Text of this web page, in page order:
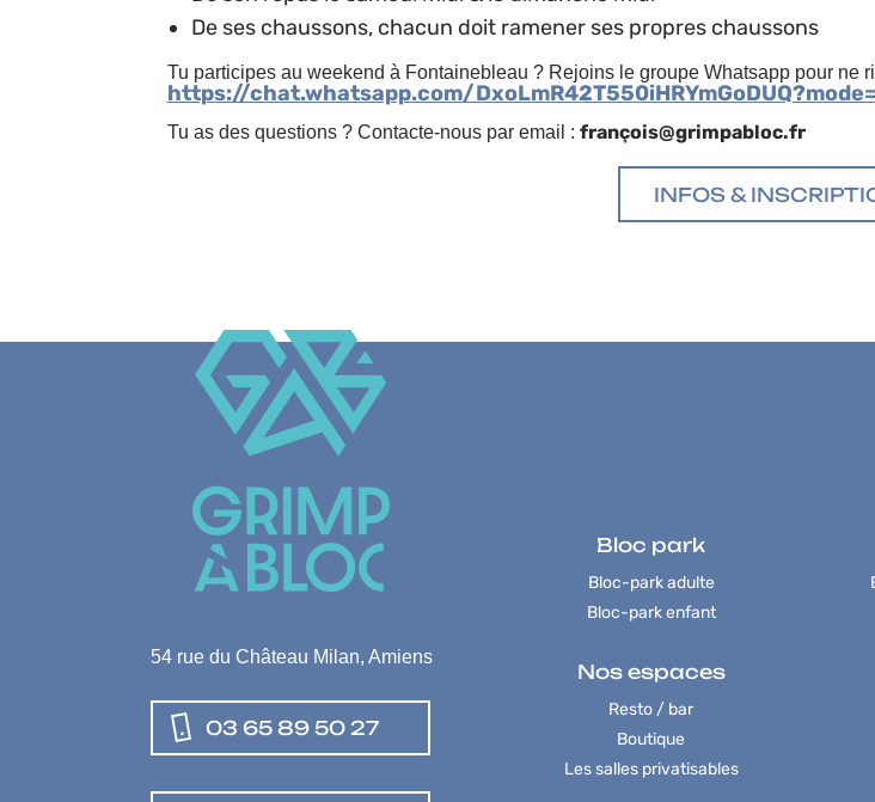
⁠De ses chaussons, chacun doit ramener ses propres chaussons
Tu participes au weekend à Fontainebleau ? Rejoins le groupe Whatsapp pour ne
https://chat.whatsapp.com/
Tu as des questions ? Contacte-nous par email : françois@grimpabloc.fr
INFOS &
54 rue du Château Milan, Amiens
03 65 89 50 27
Bloc park
Bloc-park adulte
Bloc-park enfant
Nos espaces
Resto / bar
Boutique
Les salles privatisables